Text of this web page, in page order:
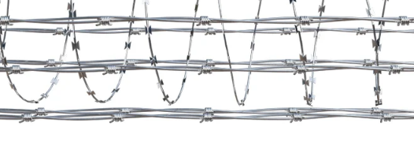
Машина
Охранные
Заборы
Электрический
Забор
Колючая
бритва
аксессуары